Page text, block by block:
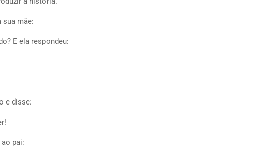
sua mãe:
E ela respondeu:
e disse:
pai: